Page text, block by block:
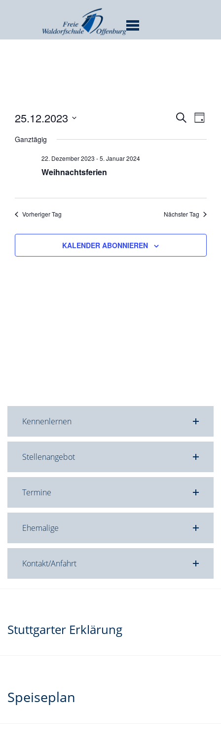
und
SUCHE
TAG
25.12.2023
Ganztägig
22. Dezember 2023 -5. Januar 2024
Weihnachtsferien
Vorheriger Tag Nächster Tag
KALENDER ABONNIEREN
Kennenlernen
Stellenangebot
Termine
Ehemalige
Kontakt/Anfahrt
Stuttgarter Erklärung
Speiseplan